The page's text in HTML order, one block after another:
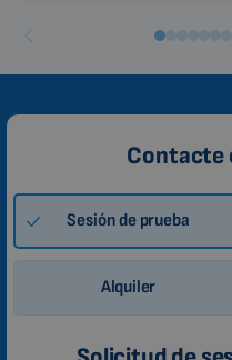
Contacte
Sesión de prueba
Alquiler